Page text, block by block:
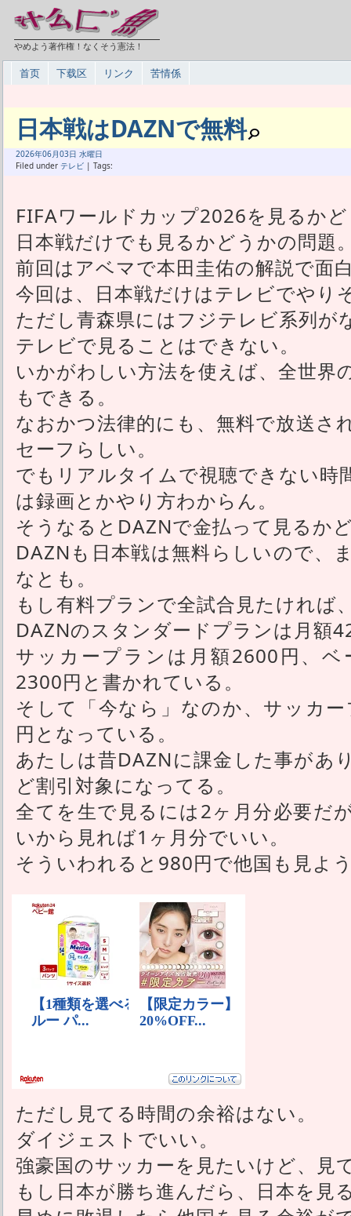
やめよう著作権！なくそう憲法！
首页 下载区 リンク 苦情係
日本戦はDAZNで無料
2026年06月03日 水曜日
Filed under テレビ | Tags:
FIFAワールドカップ2026を見るか
日本戦だけでも見るかどうかの問題
前回はアベマで本田圭佑の解説で面
今回は、日本戦だけはテレビでやり
ただし青森県にはフジテレビ系列が
テレビで見ることはできない。
いかがわしい方法を使えば、全世界
もできる。
なおかつ法律的にも、無料で放送さ
セーフらしい。
でもリアルタイムで視聴できない時
は録画とかやり方わからん。
そうなるとDAZNで金払って見るか
DAZNも日本戦は無料らしいので、
なとも。
もし有料プランで全試合見たければ
DAZNのスタンダードプランは月額
サッカープランは月額2600円、
2300円と書かれている。
そして「今なら」なのか、サッカ
円となっている。
あたしは昔DAZNに課金した事があ
ど割引対象になってる。
全てを生で見るには2ヶ月分必要だ
いから見れば1ヶ月分でいい。
そういわれると980円で他国も見よ
ただし見てる時間の余裕はない。
ダイジェストでいい。
強豪国のサッカーを見たいけど、見
もし日本が勝ち進んだら、日本を見